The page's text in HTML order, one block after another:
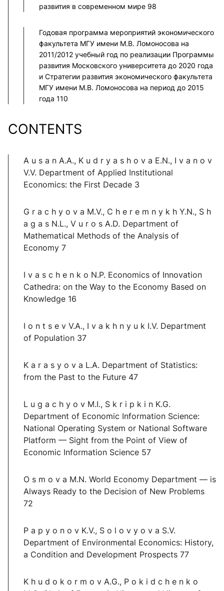
развития в современном мире 98
Годовая программа мероприятий экономического
факультета МГУ имени М.В. Ломоносова на
2011/2012 учебный год по реализации Программы
развития Московского университета до 2020 года
и Стратегии развития экономического факультета
МГУ имени М.В. Ломоносова на период до 2015
года 110
CONTENTS
A u s a n A.A., K u d r y a s h o v a E.N., I v a n o v
V.V. Department of Applied Institutional
Economics: the First Decade 3
G r a c h y o v a M.V., C h e r e m n y k h Y.N., S h
a g a s N.L., V u r o s A.D. Department of
Mathematical Methods of the Analysis of
Economy 7
I v a s c h e n k o N.P. Economics of Innovation
Cathedra: on the Way to the Economy Based on
Knowledge 16
I o n t s e v V.A., I v a k h n y u k I.V. Department
of Population 37
K a r a s y o v a L.A. Department of Statistics:
from the Past to the Future 47
L u g a c h y o v M.I., S k r i p k i n K.G.
Department of Economic Information Science:
National Operating System or National Software
Platform — Sight from the Point of View of
Economic Information Science 57
O s m o v a M.N. World Economy Department — is
Always Ready to the Decision of New Problems
72
P a p y o n o v K.V., S o l o v y o v a S.V.
Department of Environmental Economics: History,
a Condition and Development Prospects 77
K h u d o k o r m o v A.G., P o k i d c h e n k o